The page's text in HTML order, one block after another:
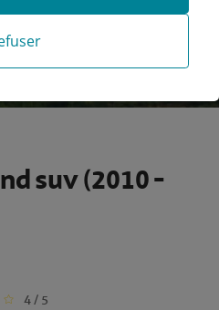
suv (2010 -
4 / 5